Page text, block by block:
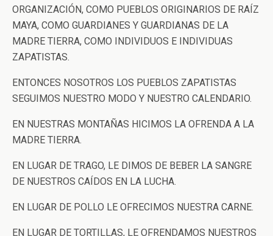
ORGANIZACIÓN, COMO PUEBLOS ORIGINARIOS DE RAÍZ
MAYA, COMO GUARDIANES Y GUARDIANAS DE LA
MADRE TIERRA, COMO INDIVIDUOS E INDIVIDUAS
ZAPATISTAS.
ENTONCES NOSOTROS LOS PUEBLOS ZAPATISTAS
SEGUIMOS NUESTRO MODO Y NUESTRO CALENDARIO.
EN NUESTRAS MONTAÑAS HICIMOS LA OFRENDA A LA
MADRE TIERRA.
EN LUGAR DE TRAGO, LE DIMOS DE BEBER LA SANGRE
DE NUESTROS CAÍDOS EN LA LUCHA.
EN LUGAR DE POLLO LE OFRECIMOS NUESTRA CARNE.
EN LUGAR DE TORTILLAS, LE OFRENDAMOS NUESTROS